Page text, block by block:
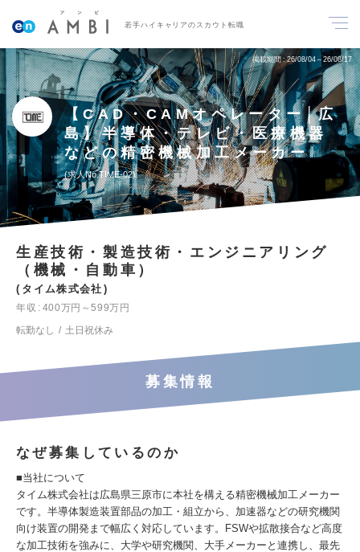
若手ハイキャリアのスカウト転職
掲載期間 26/08/04～26/08/17
【CAD・CAMオペレーター│広
島】半導体・テレビ・医療機器
などの精密機械加工メーカー
求人No.TIME-02
生産技術・製造技術・エンジニアリング
（機械・自動車）
タイム株式会社
年収
400万円～599万円
転勤なし
土日祝休み
募集情報
なぜ募集しているのか
■当社について
タイム株式会社は広島県三原市に本社を構える精密機械加工メーカー
です。半導体製造装置部品の加工・組立から、加速器などの研究機関
向け装置の開発まで幅広く対応しています。FSWや拡散接合など高度
な加工技術を強みに、大学や研究機関、大手メーカーと連携し、最先